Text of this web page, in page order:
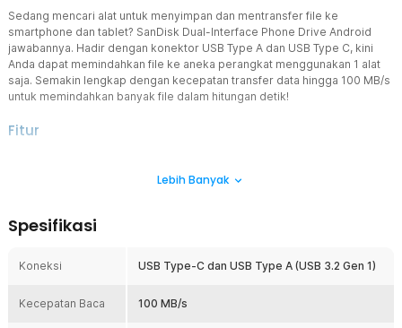
Sedang mencari alat untuk menyimpan dan mentransfer file ke
smartphone dan tablet? SanDisk Dual-Interface Phone Drive Android
jawabannya. Hadir dengan konektor USB Type A dan USB Type C, kini
Anda dapat memindahkan file ke aneka perangkat menggunakan 1 alat
saja. Semakin lengkap dengan kecepatan transfer data hingga 100 MB/s
untuk memindahkan banyak file dalam hitungan detik!
Fitur
Tak perlu repot menggunakan banyak alat memindahkan aneka file.
tablet.
Mentransfer banyak data kini bisa dilakukan dalam hitungan detik
memastikan ribuan data dapat dipindahkan hanya dalam hitungan
Lebih Banyak
Spesifikasi
Koneksi USB Type-C dan USB Type A (USB 3.2 Gen 1)
Kecepatan Baca 100 MB/s